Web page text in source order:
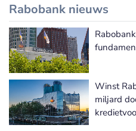
Rabobank nieuws
Winst
miljard